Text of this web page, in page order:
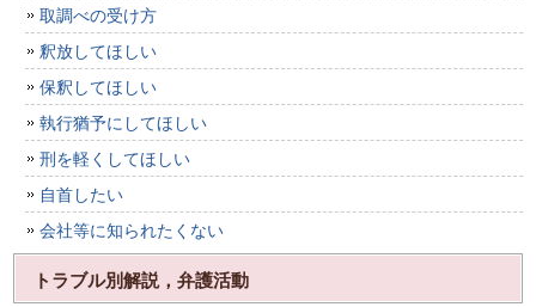
取調べの受け方
釈放してほしい
保釈してほしい
執行猶予にしてほしい
刑を軽くしてほしい
自首したい
会社等に知られたくない
トラブル別解説，弁護活動